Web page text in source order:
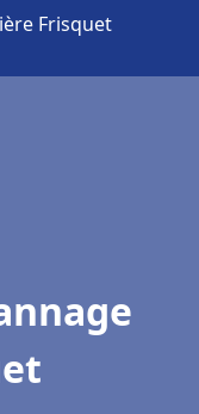
Frisquet